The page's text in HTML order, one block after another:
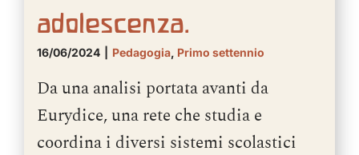
adolescenza.
16/06/2024 Pedagogia, Primo settennio
Da una analisi portata avanti da
Eurydice, una rete che studia e
coordina i diversi sistemi scolastici